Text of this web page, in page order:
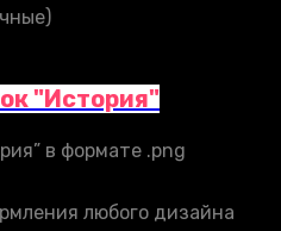
"История"
в формате .png
любого дизайна